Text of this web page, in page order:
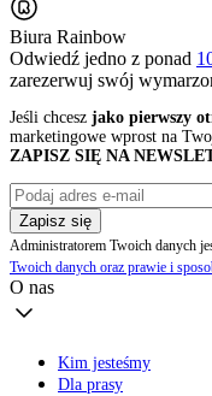
Biura Rainbow
Odwiedź jedno z ponad
zarezerwuj swój
Jeśli chcesz jako pierwszy
marketingowe wprost na
ZAPISZ SIĘ NA
Zapisz się
Administratorem Twoich danych
Twoich danych oraz prawie i
O nas
Kim jesteśmy
Dla prasy